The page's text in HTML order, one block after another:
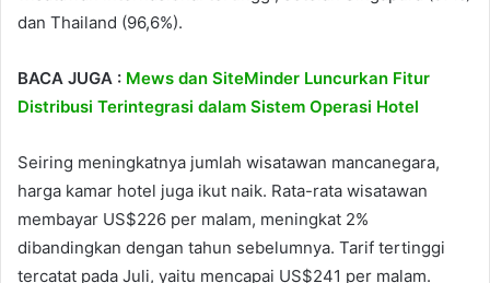
dan Thailand (96,6%).
BACA JUGA : Mews dan SiteMinder Luncurkan Fitur
Distribusi Terintegrasi dalam Sistem Operasi Hotel
Seiring meningkatnya jumlah wisatawan mancanegara,
harga kamar hotel juga ikut naik. Rata-rata wisatawan
membayar US$226 per malam, meningkat 2%
dibandingkan dengan tahun sebelumnya. Tarif tertinggi
tercatat pada Juli, yaitu mencapai US$241 per malam.